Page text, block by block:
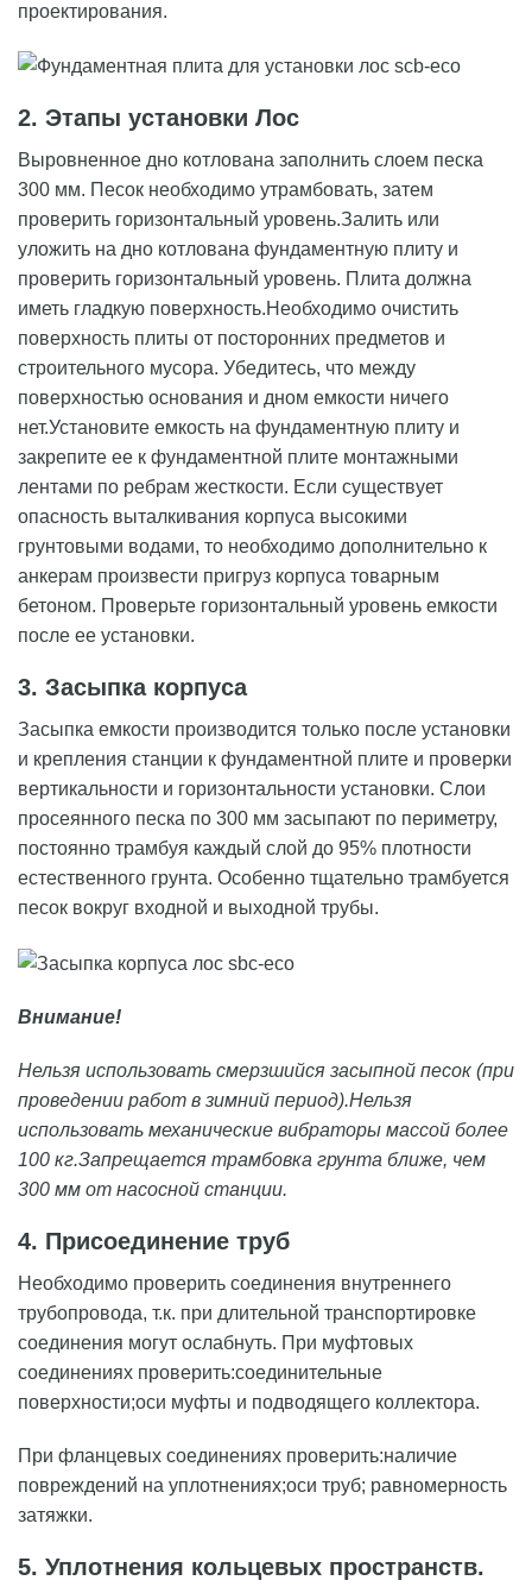
проектирования.
2. Этапы установки Лос
Выровненное дно котлована заполнить слоем песка
300 мм. Песок необходимо утрамбовать, затем
проверить горизонтальный уровень.Залить или
уложить на дно котлована фундаментную плиту и
проверить горизонтальный уровень. Плита должна
иметь гладкую поверхность.Необходимо очистить
поверхность плиты от посторонних предметов и
строительного мусора. Убедитесь, что между
поверхностью основания и дном емкости ничего
нет.Установите емкость на фундаментную плиту и
закрепите ее к фундаментной плите монтажными
лентами по ребрам жесткости. Если существует
опасность выталкивания корпуса высокими
грунтовыми водами, то необходимо дополнительно к
анкерам произвести пригруз корпуса товарным
бетоном. Проверьте горизонтальный уровень емкости
после ее установки.
3. Засыпка корпуса
Засыпка емкости производится только после установки
и крепления станции к фундаментной плите и проверки
вертикальности и горизонтальности установки. Слои
просеянного песка по 300 мм засыпают по периметру,
постоянно трамбуя каждый слой до 95% плотности
естественного грунта. Особенно тщательно трамбуется
песок вокруг входной и выходной трубы.
Внимание!
Нельзя использовать смерзшийся засыпной песок (при
проведении работ в зимний период).Нельзя
использовать механические вибраторы массой более
100 кг.Запрещается трамбовка грунта ближе, чем
300 мм от насосной станции.
4. Присоединение труб
Необходимо проверить соединения внутреннего
трубопровода, т.к. при длительной транспортировке
соединения могут ослабнуть. При муфтовых
соединениях проверить:соединительные
поверхности;оси муфты и подводящего коллектора.
При фланцевых соединениях проверить:наличие
повреждений на уплотнениях;оси труб; равномерность
затяжки.
5. Уплотнения кольцевых пространств.